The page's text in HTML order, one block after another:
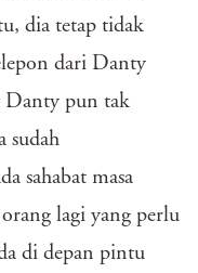
dia tetap tidak
dari Danty
Danty pun tak
sudah
sahabat masa
lagi yang perlu
di depan pintu